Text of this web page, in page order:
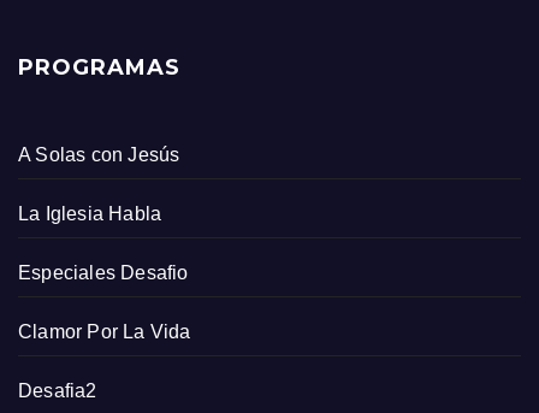
PROGRAMAS
A Solas con Jesús
La Iglesia Habla
Especiales Desafio
Clamor Por La Vida
Desafia2